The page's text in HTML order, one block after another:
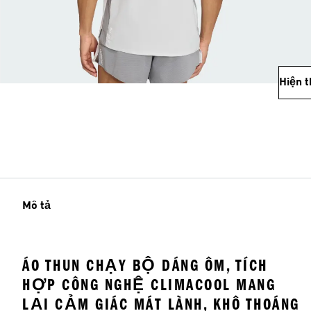
Hiện
Mô tả
ÁO THUN CHẠY BỘ DÁNG ÔM, TÍCH
HỢP CÔNG NGHỆ CLIMACOOL MANG
LẠI CẢM GIÁC MÁT LÀNH, KHÔ THOÁNG